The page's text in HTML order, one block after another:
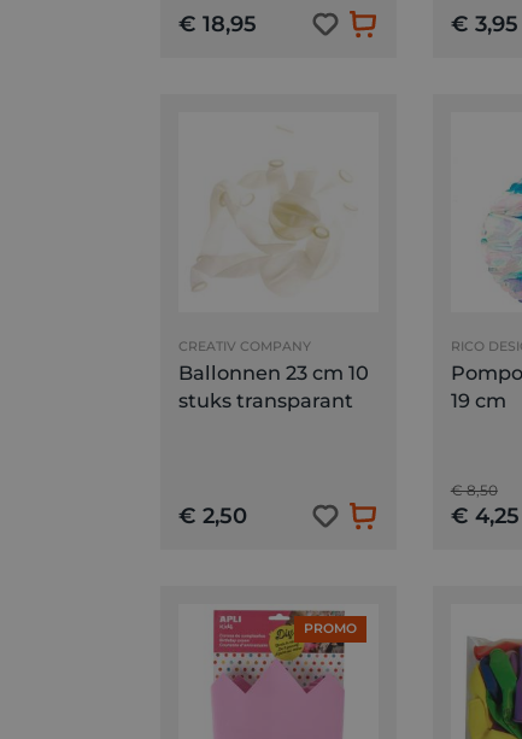
€ 18,95 € 3,95
CREATIV COMPANY
Ballonnen 23 cm 10
stuks transparant
€ 2,50
RICO
19 cm
€ 8,50
€ 4,25
PROMO